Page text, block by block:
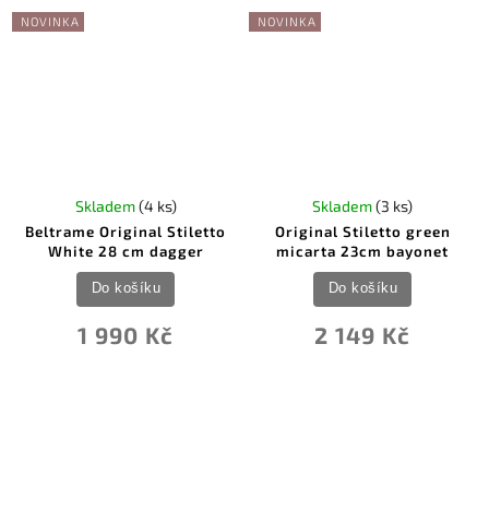
NOVINKA
Beltrame Original Stiletto
White 28 cm dagger
Skladem(4 ks)
1 990 Kč
Do košíku
NOVINKA
Original Stiletto green
micarta 23cm bayonet
Skladem(3 ks)
2 149 Kč
Do košíku